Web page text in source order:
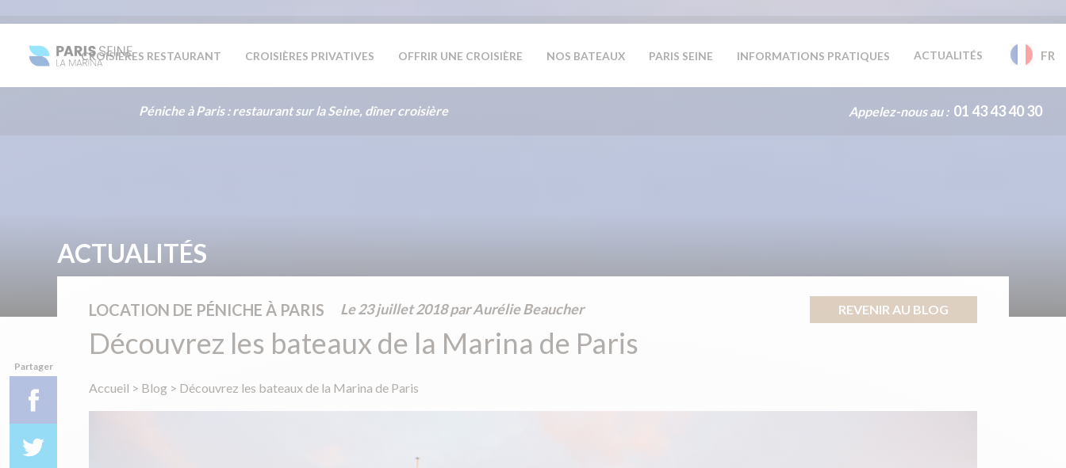
FR
CROISIÈRES RESTAURANT CROISIÈRES PRIVATIVES OFFRIR UNE CROISIÈRE NOS BATEAUX PARIS SEINE INFORMATIONS PRATIQUES ACTUALITÉS
Péniche à Paris : restaurant sur la Seine, dîner croisière Appelez-nous au : 01 43 43 40 30
ACTUALITÉS
Partager
LOCATION DE PÉNICHE À PARIS Le23 juillet 2018par Aurélie Beaucher REVENIR AU BLOG
Découvrez les bateaux de la Marina de Paris
Accueil > Blog > Découvrez les bateaux de la Marina de Paris